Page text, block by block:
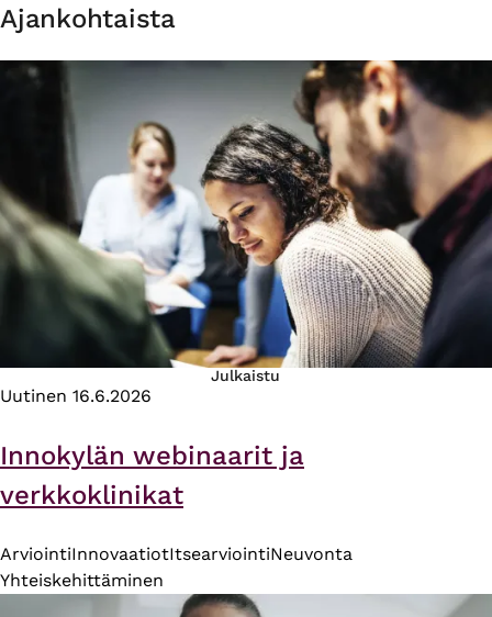
Ajankohtaista
Julkaistu
Uutinen 16.6.2026
Innokylän webinaarit ja
verkkoklinikat
ArviointiInnovaatiotItsearviointiNeuvonta
Yhteiskehittäminen